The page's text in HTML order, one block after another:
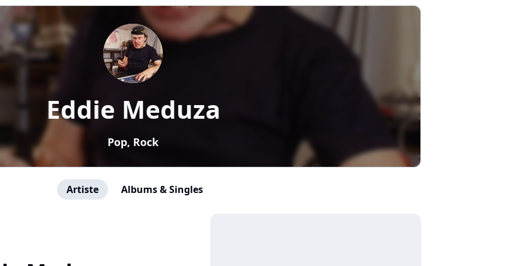
Eddie Meduza
Pop, Rock
Artiste Albums & Singles